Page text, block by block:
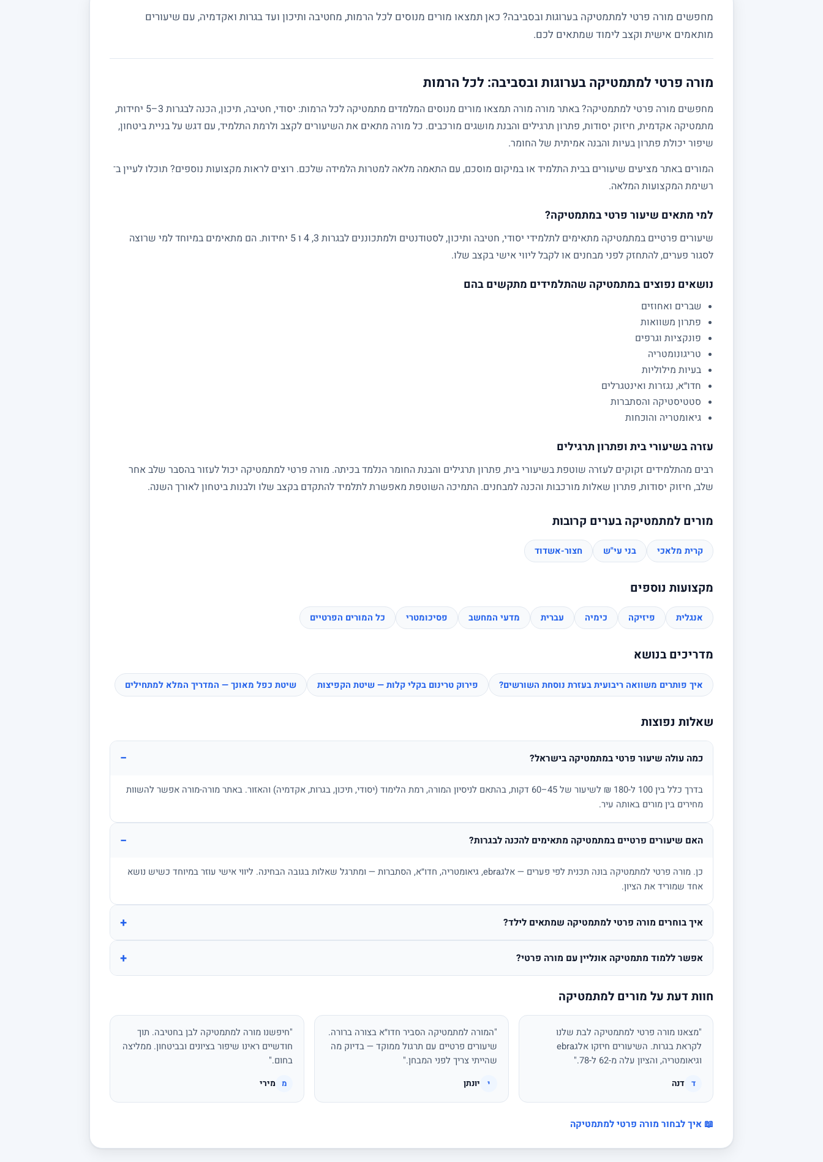
מחפשים מורה פרטי למתמטיקה בערוגות ובסביבה? כאן תמצאו מורים מנוסים לכל הרמות, מחטיבה ותיכון ועד בגרות ואקדמיה, עם שיעורים
מותאמים אישית וקצב לימוד שמתאים לכם.
מורה פרטי למתמטיקה בערוגות ובסביבה: לכל הרמות
מחפשים מורה פרטי למתמטיקה? באתר מורה מורה תמצאו מורים מנוסים המלמדים מתמטיקה לכל הרמות: יסודי, חטיבה, תיכון, הכנה לבגרות 3–5 יחידות,
מתמטיקה אקדמית, חיזוק יסודות, פתרון תרגילים והבנת מושגים מורכבים. כל מורה מתאים את השיעורים לקצב ולרמת התלמיד, עם דגש על בניית ביטחון,
שיפור יכולת פתרון בעיות והבנה אמיתית של החומר.
המורים באתר מציעים שיעורים בבית התלמיד או במיקום מוסכם, עם התאמה מלאה למטרות הלמידה שלכם. רוצים לראות מקצועות נוספים? תוכלו לעיין ב־
רשימת המקצועות המלאה.
למי מתאים שיעור פרטי במתמטיקה?
שיעורים פרטיים במתמטיקה מתאימים לתלמידי יסודי, חטיבה ותיכון, לסטודנטים ולמתכוננים לבגרות 3, 4 ו 5 יחידות. הם מתאימים במיוחד למי שרוצה
לסגור פערים, להתחזק לפני מבחנים או לקבל ליווי אישי בקצב שלו.
נושאים נפוצים במתמטיקה שהתלמידים מתקשים בהם
שברים ואחוזים
פתרון משוואות
פונקציות וגרפים
טריגונומטריה
בעיות מילוליות
חדו״א, נגזרות ואינטגרלים
סטטיסטיקה והסתברות
גיאומטריה והוכחות
עזרה בשיעורי בית ופתרון תרגילים
רבים מהתלמידים זקוקים לעזרה שוטפת בשיעורי בית, פתרון תרגילים והבנת החומר הנלמד בכיתה. מורה פרטי למתמטיקה יכול לעזור בהסבר שלב אחר
שלב, חיזוק יסודות, פתרון שאלות מורכבות והכנה למבחנים. התמיכה השוטפת מאפשרת לתלמיד להתקדם בקצב שלו ולבנות ביטחון לאורך השנה.
מורים למתמטיקה בערים קרובות
קרית מלאכי בני עי"ש חצור-אשדוד
מקצועות נוספים
אנגלית פיזיקה כימיה עברית מדעי המחשב פסיכומטרי כל המורים הפרטיים
מדריכים בנושא
איך פותרים משוואה ריבועית בעזרת נוסחת השורשים? פירוק טרינום בקלי קלות — שיטת הקפיצות שיטת כפל מאונך — המדריך המלא למתחילים
שאלות נפוצות
כמה עולה שיעור פרטי במתמטיקה בישראל? −
בדרך כלל בין 100 ל-180 ₪ לשיעור של 45–60 דקות, בהתאם לניסיון המורה, רמת הלימוד (יסודי, תיכון, בגרות, אקדמיה) והאזור. באתר מורה-מורה אפשר להשוות
מחירים בין מורים באותה עיר.
האם שיעורים פרטיים במתמטיקה מתאימים להכנה לבגרות? −
כן. מורה פרטי למתמטיקה בונה תכנית לפי פערים — אלגebra, גיאומטריה, חדו״א, הסתברות — ומתרגל שאלות בגובה הבחינה. ליווי אישי עוזר במיוחד כשיש נושא
אחד שמוריד את הציון.
איך בוחרים מורה פרטי למתמטיקה שמתאים לילד? +
אפשר ללמוד מתמטיקה אונליין עם מורה פרטי? +
חוות דעת על מורים למתמטיקה
"מצאנו מורה פרטי למתמטיקה לבת שלנו
לקראת בגרות. השיעורים חיזקו אלגebra
וגיאומטריה, והציון עלה מ-62 ל-78."
ד דנה
"המורה למתמטיקה הסביר חדו״א בצורה ברורה.
שיעורים פרטיים עם תרגול ממוקד — בדיוק מה
שהייתי צריך לפני המבחן."
י יונתן
"חיפשנו מורה למתמטיקה לבן בחטיבה. תוך
חודשיים ראינו שיפור בציונים ובביטחון. ממליצה
בחום."
מ מירי
📖 איך לבחור מורה פרטי למתמטיקה